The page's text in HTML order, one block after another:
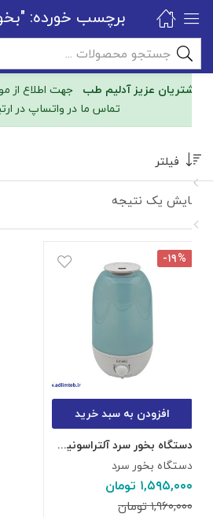
مشتریان عزیز آدلیم طبجهت اطلاع از
تماس ما در واتساپ در
برچسب خورده:
نمایش یک نتیجه
فیلتر
افزودن به سبد خرید
-۱۹%
دستگاه بخور سرد آلتراسونیک EmsiG US422
دستگاه بخور سرد
۱,۵۹۵,۰۰۰ تومان
۱,۹۶۰,۰۰۰تومان